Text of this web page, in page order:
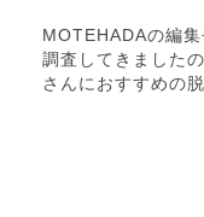
MOTEHADAの編
調査してきました
さんにおすすめの